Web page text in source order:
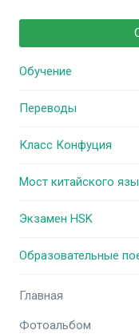
Обучение
Переводы
Класс Конфуция
Мост китайского
Экзамен HSK
Образовательные
Главная
Фотоальбом